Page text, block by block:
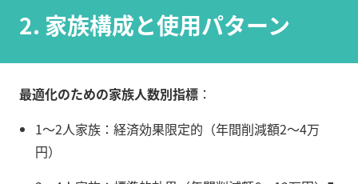
2. 家族構成と使用パターン
最適化のための家族人数別指標 ：
1〜2人家族：経済効果限定的（年間削減額2〜4万
円）